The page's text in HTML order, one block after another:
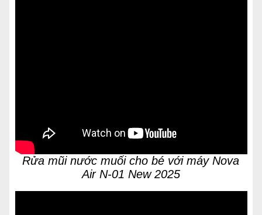
Rửa mũi nước muối cho bé với máy Nova
Air N-01 New 2025